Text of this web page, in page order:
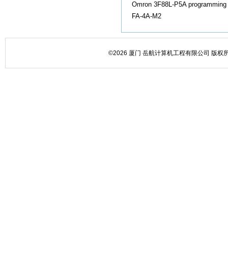
Omron 3F88L-P5A
FA-4A-M2
©2026 厦门 岳航计算机工程有限公司 版权